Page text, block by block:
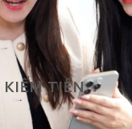
KIẾM TIỀN